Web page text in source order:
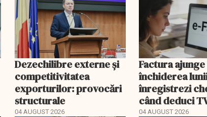
Dezechilibre externe și
competitivitatea
exporturilor: provocări
structurale
04 AUGUST 2026
Factura
închiderea
înregistrezi
când deduci
04 AUGUST 2026